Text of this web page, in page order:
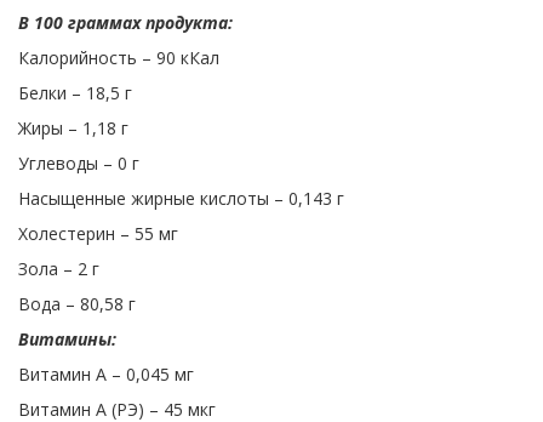
В 100 граммах продукта:
Калорийность – 90 кКал
Белки – 18,5 г
Жиры – 1,18 г
Углеводы – 0 г
Насыщенные жирные кислоты – 0,143 г
Холестерин – 55 мг
Зола – 2 г
Вода – 80,58 г
Витамины:
Витамин A – 0,045 мг
Витамин A (РЭ) – 45 мкг